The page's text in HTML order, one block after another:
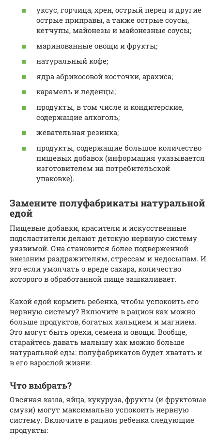
уксус, горчица, хрен, острый перец и другие
острые приправы, а также острые соусы,
кетчупы, майонезы и майонезные соусы;
маринованные овощи и фрукты;
натуральный кофе;
ядра абрикосовой косточки, арахиса;
карамель и леденцы;
продукты, в том числе и кондитерские,
содержащие алкоголь;
жевательная резинка;
продукты, содержащие большое количество
пищевых добавок (информация указывается
изготовителем на потребительской
упаковке).
Замените полуфабрикаты натуральной
едой
Пищевые добавки, красители и искусственные
подсластители делают детскую нервную систему
уязвимой. Она становится более подверженной
внешним раздражителям, стрессам и недосыпам. И
это если умолчать о вреде сахара, количество
которого в обработанной пище зашкаливает.
Какой едой кормить ребенка, чтобы успокоить его
нервную систему? Включите в рацион как можно
больше продуктов, богатых кальцием и магнием.
Это могут быть орехи, семена и овощи. Вообще,
старайтесь давать малышу как можно больше
натуральной еды: полуфабрикатов будет хватать и
в его взрослой жизни.
Что выбрать?
Овсяная каша, яйца, кукуруза, фрукты (и фруктовые
смузи) могут максимально успокоить нервную
систему. Включите в рацион ребенка следующие
продукты: